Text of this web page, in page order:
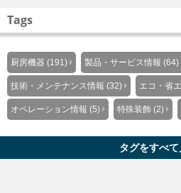
Tags
厨房機器 (191) 製品・サービス情報 (64)
技術・メンテナンス情報 (32) エコ・省
オペレーション情報 (5) 特殊装飾 (2)
タグをすべて